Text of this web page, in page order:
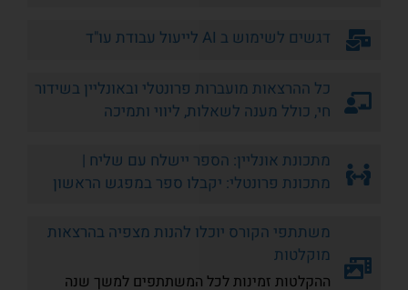
דגשים לשימוש ב AI לייעול עבודת עו"ד
כל ההרצאות מועברות פרונטלי ובאונליין בשידור
חי, כולל מענה לשאלות, ליווי ותמיכה
מתכונת אונליין: הספר יישלח עם שליח |
מתכונת פרונטלי: יקבלו ספר במפגש הראשון
משתתפי הקורס יוכלו להנות מצפיה בהרצאות
מוקלטות
ההקלטות זמינות לכל המשתתפים למשך שנה